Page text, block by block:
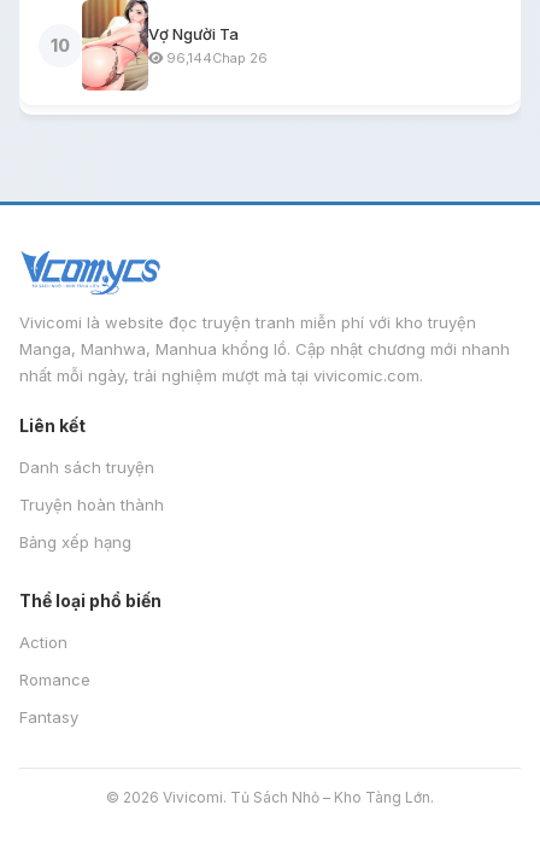
10
Vợ Người Ta
96,144Chap 26
Vivicomi là website đọc truyện tranh miễn phí với kho truyện
Manga, Manhwa, Manhua khổng lồ. Cập nhật chương mới nhanh
nhất mỗi ngày, trải nghiệm mượt mà tại vivicomic.com.
Liên kết
Danh sách truyện
Truyện hoàn thành
Bảng xếp hạng
Thể loại phổ biến
Action
Romance
Fantasy
© 2026 Vivicomi. Tủ Sách Nhỏ – Kho Tàng Lớn.